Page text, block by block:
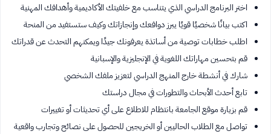
اختر البرنامج الدراسي الذي يتناسب مع خلفيتك الأكاديمية وأهدافك المهنية
اكتب بيانًا شخصيًا قويًا يبرز دوافعك وإنجازاتك وكيف ستستفيد من المنحة
اطلب خطابات توصية من أساتذة يعرفونك جيدًا ويمكنهم التحدث عن قدراتك
قم بتحسين مهاراتك اللغوية في الإنجليزية والإسبانية
شارك في أنشطة خارج المنهج الدراسي لتعزيز ملفك الشخصي
تابع أحدث الأبحاث والتطورات في مجال دراستك
قم بزيارة موقع الجامعة بانتظام للاطلاع على أي تحديثات أو تغييرات
تواصل مع الطلاب الحاليين أو الخريجين للحصول على نصائح وتجارب واقعية